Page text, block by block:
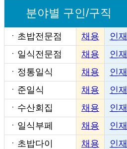
분야별 구인/구직
ㆍ 초밥전문점 채용
인재
ㆍ 일식전문점 채용
인재
ㆍ 정통일식 채용
인재
ㆍ 준일식 채용
인재
ㆍ 수산회집 채용
인재
ㆍ 일식부페 채용
인재
ㆍ 초밥다이 채용
인재